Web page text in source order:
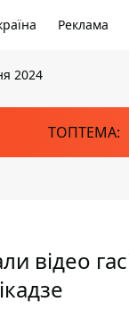
Реклама
2024
ТОПТЕМА:
відео